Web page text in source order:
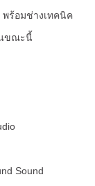
ร้อมช่างเทคนิค
ขณะนี้
Sound